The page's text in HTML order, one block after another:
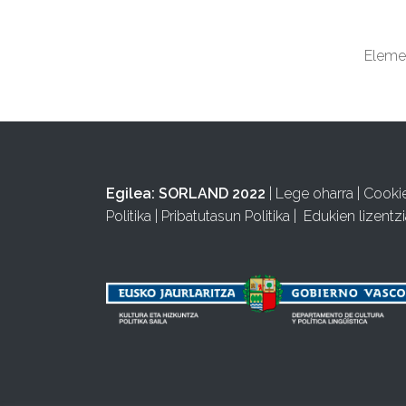
Egilea: SORLAND 2022 Lege oharra
Politika
Pribatutasun Politika Edukien